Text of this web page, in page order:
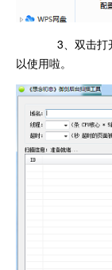
3、双击打
以使用啦。